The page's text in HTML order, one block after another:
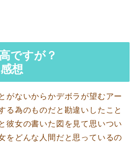
ですが？
想
がないからかデボラが望むアー
る為のものだと勘違いしたこと
彼女の書いた図を見て思いつい
をどんな人間だと思っているの